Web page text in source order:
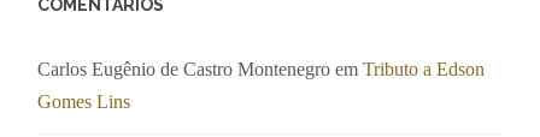
COMENTÁRIOS
Carlos Eugênio de Castro Montenegro emTributo a Edson
Gomes Lins